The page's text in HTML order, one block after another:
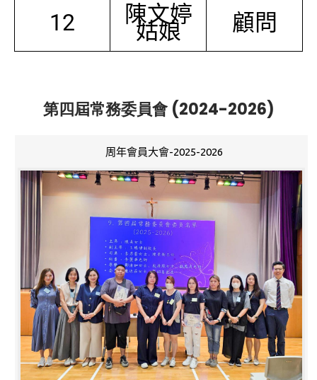
12 陳文婷
姑娘 顧問
第四屆常務委員會 (2024-2026)
周年會員大會-2025-2026